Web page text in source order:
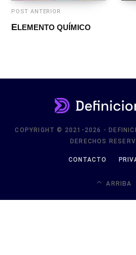
POST ANTERIOR
ELEMENTO QUÍMICO
COPYRIGHT © 2021-2026 -
DERECHOS
CONTACTO
ARRIBA